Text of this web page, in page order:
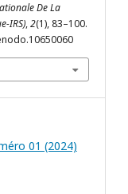
De La
IRS),2(1), 83–100.
01 (2024)